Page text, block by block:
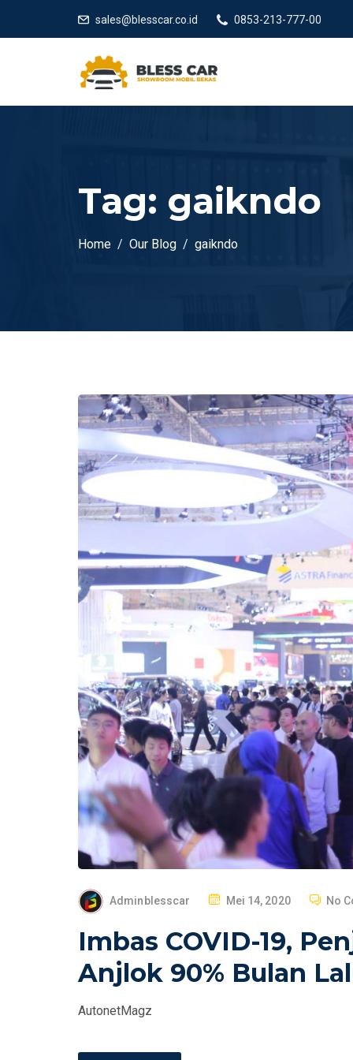
sales@blesscar.co.id 0853-213-777-00
Tag: gaikndo
Home Our Blog gaikndo
Adminblesscar
P
E
Mei 14, 2020 No
Imbas COVID-19,
Anjlok 90% Bulan
AutonetMagz